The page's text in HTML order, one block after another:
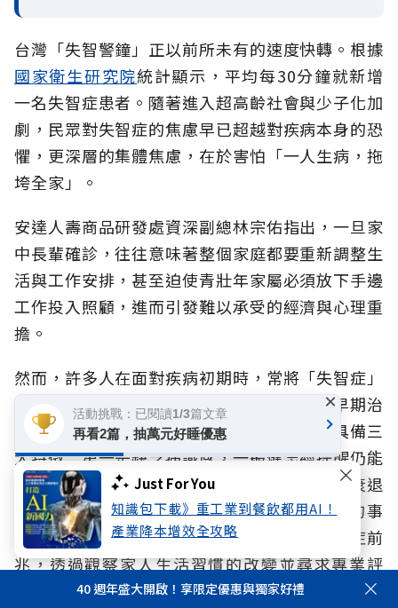
Just For You
知識包下載》重工業到餐飲都用AI！
產業降本增效全攻略
台灣「失智警鐘」正以前所未有的速度快轉。根據
國家衛生研究院統計顯示，平均每30分鐘就新增
一名失智症患者。隨著進入超高齡社會與少子化加
劇，民眾對失智症的焦慮早已超越對疾病本身的恐
懼，更深層的集體焦慮，在於害怕「一人生病，拖
垮全家」。
安達人壽商品研發處資深副總林宗佑指出，一旦家
中長輩確診，往往意味著整個家庭都要重新調整生
活與工作安排，甚至迫使青壯年家屬必須放下手邊
工作投入照顧，進而引發難以承受的經濟與心理重
擔。
然而，許多人在面對疾病初期時，常將「失智症」
與「正常老化」混為一談，因而錯失失智症早期治
療與延緩退化的黃金時機。失智症前兆主要具備三
大特徵：第一是缺乏病識感，一般健忘經提醒仍能
想起，失智患者卻會徹底忘記；第二是方向感衰退
或反覆詢問；第三是漸漸無法勝任原本熟悉的事
物。林宗佑提醒，及早辨識出這類異常的失智症前
兆，透過觀察家人生活習慣的改變並尋求專業評
估，是啟動家庭防護網的關鍵第一步。
40 週年盛大開啟！享限定優惠與獨家好禮
活動挑戰：已閱讀1/3篇文章
再看2篇，抽萬元好睡優惠
×